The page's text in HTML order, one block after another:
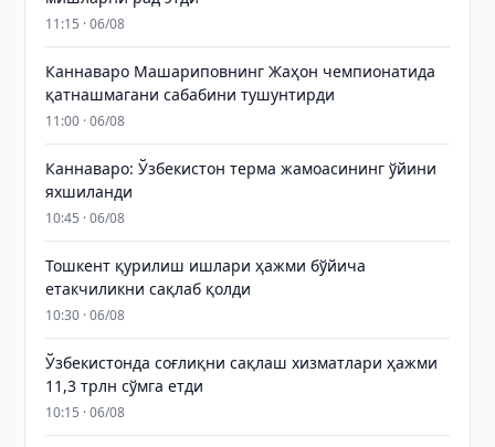
11:15 · 06/08
Каннаваро Машариповнинг Жаҳон чемпионатида
қатнашмагани сабабини тушунтирди
11:00 · 06/08
Каннаваро: Ўзбекистон терма жамоасининг ўйини
яхшиланди
10:45 · 06/08
Тошкент қурилиш ишлари ҳажми бўйича
етакчиликни сақлаб қолди
10:30 · 06/08
Ўзбекистонда соғлиқни сақлаш хизматлари ҳажми
11,3 трлн сўмга етди
10:15 · 06/08